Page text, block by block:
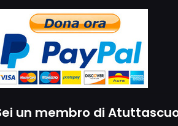
un membro di